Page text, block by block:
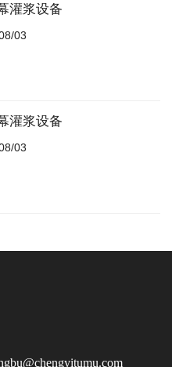
灌浆设备
03
灌浆设备
03